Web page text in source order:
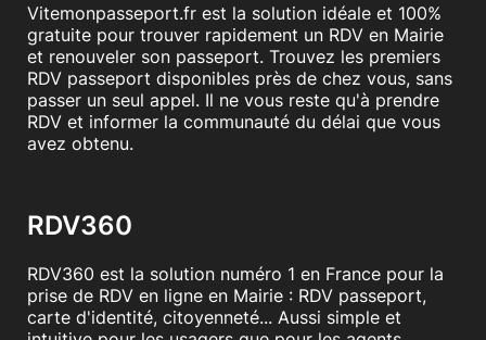
Vitemonpasseport.fr est la solution idéale et 100%
gratuite pour trouver rapidement un RDV en Mairie
et renouveler son passeport. Trouvez les premiers
RDV passeport disponibles près de chez vous, sans
passer un seul appel. Il ne vous reste qu'à prendre
RDV et informer la communauté du délai que vous
avez obtenu.
RDV360
RDV360 est la solution numéro 1 en France pour la
prise de RDV en ligne en Mairie : RDV passeport,
carte d'identité, citoyenneté... Aussi simple et